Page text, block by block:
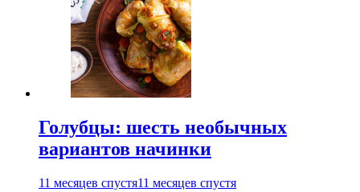
Голубцы: шесть необычных
вариантов начинки
11 месяцев спустя11 месяцев спустя